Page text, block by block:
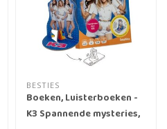
BESTIES
Boeken, Luisterboeken -
K3 Spannende mysteries,